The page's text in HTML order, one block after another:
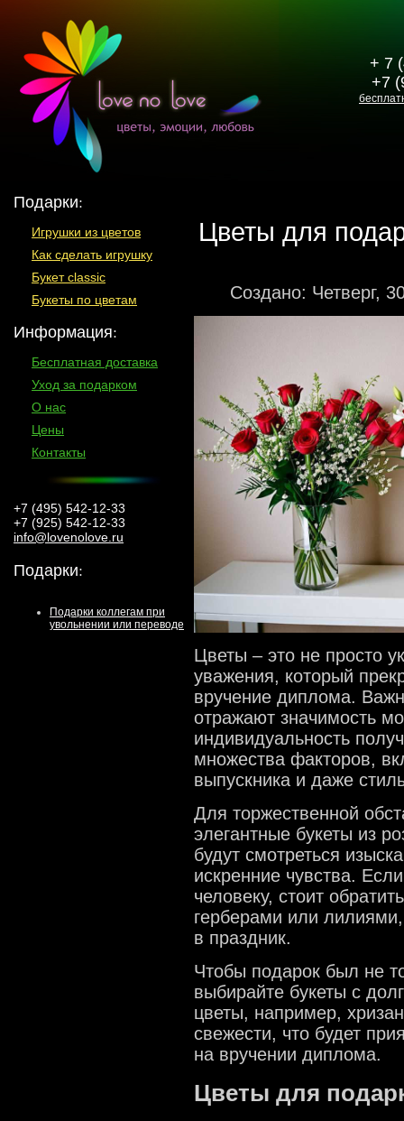
+ 7
+7
Подарки:
Игрушки из цветов
Как сделать игрушку
Букет classic
Букеты по цветам
Информация:
Бесплатная доставка
Уход за подарком
О нас
Цены
Контакты
+7 (495) 542-12-33
+7 (925) 542-12-33
info@lovenolove.ru
Подарки:
Подарки коллегам при
увольнении или переводе
Цветы для
Создано: Четверг,
Цветы – это не просто
уважения, который
вручение диплома.
отражают значимость
индивидуальность
множества факторов,
выпускника и даже
Для торжественной
элегантные букеты из
будут смотреться
искренние чувства.
человеку, стоит
герберами или лилиями,
в праздник.
Чтобы подарок был не
выбирайте букеты с
цветы, например,
свежести, что будет
на вручении диплома.
Цветы для